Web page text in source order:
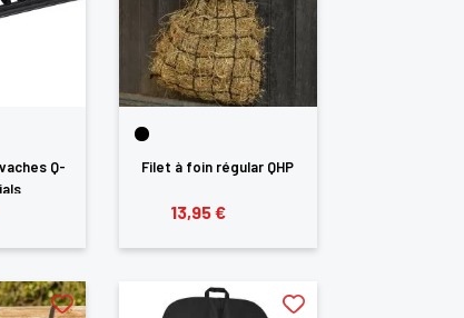
Q-
Filet à foin régular QHP
13,95 €